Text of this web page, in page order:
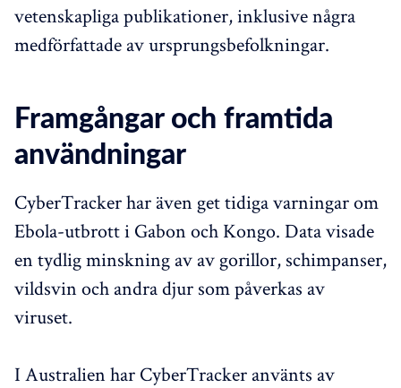
vetenskapliga publikationer, inklusive några
medförfattade av ursprungsbefolkningar.
Framgångar och framtida
användningar
CyberTracker har även get tidiga varningar om
Ebola-utbrott i Gabon och Kongo. Data visade
en tydlig minskning av av gorillor, schimpanser,
vildsvin och andra djur som påverkas av
viruset.
I Australien har CyberTracker använts av